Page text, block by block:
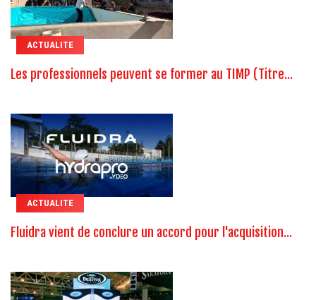
ACTUALITE
Les professionnels peuvent se former au TIMP (Titre...
ACTUALITE
Fluidra vient de conclure un accord pour l'acquisition...